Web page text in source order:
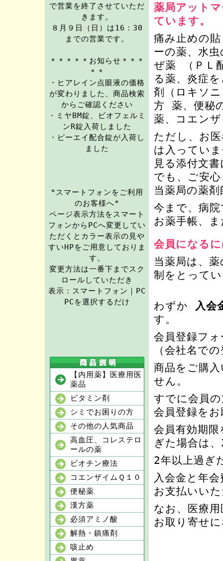
で営業を終了させていただ
きます。
８月９日（日）は16：30
までの営業です。
＊＊＊＊＊お知らせ＊＊＊
＊＊
・ヒアレイン点眼液の価格
が変わりました、商品検索
からご確認ください
・ミヤBM錠、ビオフェルミ
ンR錠入荷しました
・ピーエイ配合錠が入荷し
ました
*スマートフォンをご利用
のお客様へ*
ページ表示方法をスマート
フォンからPCへ変更してい
ただくとカラー表示の見や
すいHPをご用意しておりま
す。
変更方法は一番下までスク
ロールしていただき
表示：スマートフォン｜PC
PCを選択するだけ
【内用薬】医療用医
薬品
ビタミン剤
シミでお困りの方
その他の人気商品
高血圧、コレステロ
ールの薬
ビオチン療法
コエンザイムＱ１０
便秘薬
漢方薬
必須アミノ酸
解熱・鎮痛剤
咳止め
薬局アット
ています。
痛み止めの
ーの薬、水
ぜ薬 （ＰＬ
る薬、炎症
剤（ロキソ
方 薬、便秘
薬、コエン
ただし、お
は入ってい
見る添付文
でも、ご安
当薬局の薬
今まで、病
お薬手帳、
会員になる
当薬局は、
制をとって
わずか 入会
す。
会員登録フ
（会社名で
商品をご購
せん。
すでに会員
会員登録を
会員有効期
ぎた場合は
2年以上過ぎ
入会金と年
お支払いい
なお、医療
お取り寄せ